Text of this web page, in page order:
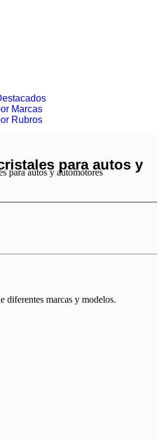
Marcas
Rubros
para autos y automotores
para autos y
diferentes marcas y modelos.